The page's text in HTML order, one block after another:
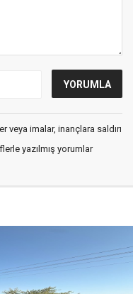
veya imalar, inançlara saldırı
yazılmış yorumlar